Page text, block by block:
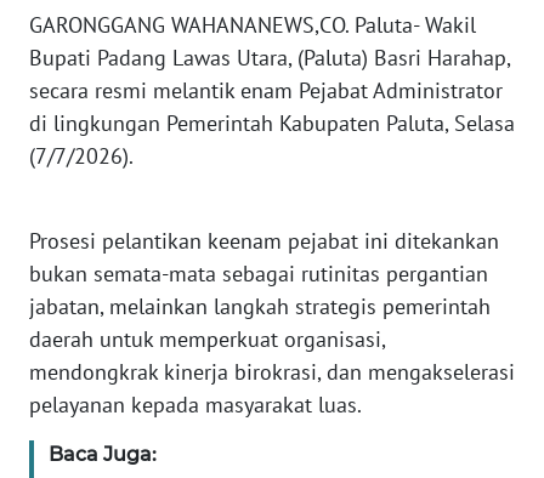
GARONGGANG WAHANANEWS,CO. Paluta- Wakil
Bupati Padang Lawas Utara, (Paluta) Basri Harahap,
secara resmi melantik enam Pejabat Administrator
di lingkungan Pemerintah Kabupaten Paluta, Selasa
(7/7/2026).
Prosesi pelantikan keenam pejabat ini ditekankan
bukan semata-mata sebagai rutinitas pergantian
jabatan, melainkan langkah strategis pemerintah
daerah untuk memperkuat organisasi,
mendongkrak kinerja birokrasi, dan mengakselerasi
pelayanan kepada masyarakat luas.
Baca Juga:
KARIR
DISCLAIMER
Wahana
News
SUMUT
WN
JAKARTA
WN
JABAR